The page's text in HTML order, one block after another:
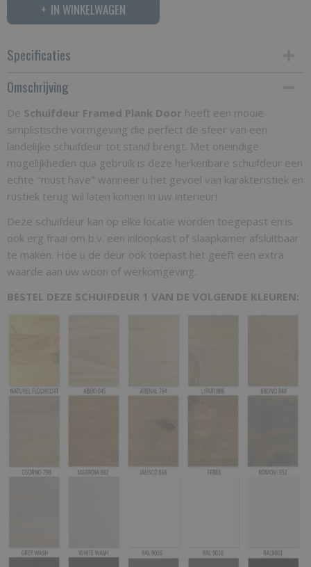
IN WINKELWAGEN
Specificaties
Productcode
Bruto gewicht
25,00 Kg
Omschrijving
De Schuifdeur Framed Plank Door heeft een mooie
simplistische vormgeving die perfect de sfeer van een
landelijke schuifdeur tot stand brengt. Met oneindige
mogelijkheden qua gebruik is deze herkenbare schuifdeur een
echte "must have" wanneer u het gevoel van karakteristiek en
rustiek terug wil laten komen in uw interieur!
Deze schuifdeur kan op elke locatie worden toegepast en is
ook erg fraai om b.v. een inloopkast of slaapkamer afsluitbaar
te maken. Hoe u de deur ook toepast het geeft een extra
waarde aan uw woon of werkomgeving.
BESTEL DEZE SCHUIFDEUR 1 VAN DE VOLGENDE KLEUREN: